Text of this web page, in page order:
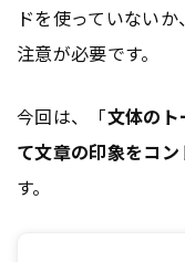
ドを使っていない
注意が必要です。
今回は、「文体の
て文章の印象をコ
す。